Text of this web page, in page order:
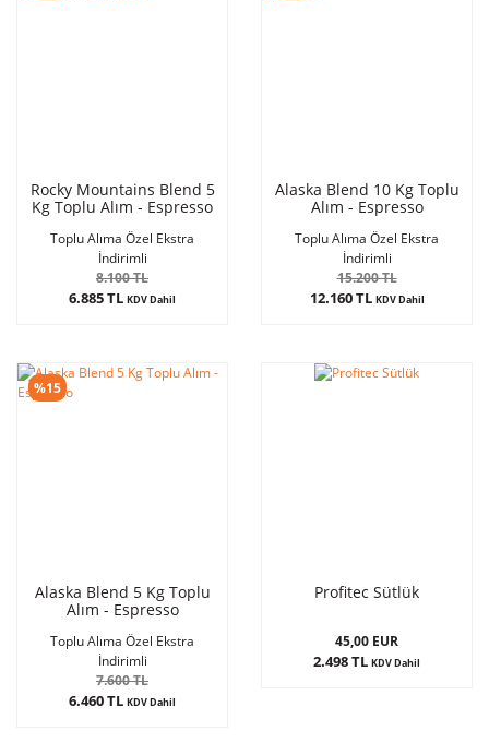
Rocky Mountains Blend 5
Kg Toplu Alım - Espresso
Toplu Alıma Özel Ekstra
İndirimli
8.100 TL
6.885 TL KDV Dahil
Alaska Blend 10 Kg Toplu
Alım - Espresso
Toplu Alıma Özel Ekstra
İndirimli
15.200 TL
12.160 TL KDV Dahil
%15
Alaska Blend 5 Kg Toplu
Alım - Espresso
Toplu Alıma Özel Ekstra
İndirimli
7.600 TL
6.460 TL KDV Dahil
Profitec Sütlük
45,00 EUR
2.498 TL KDV Dahil